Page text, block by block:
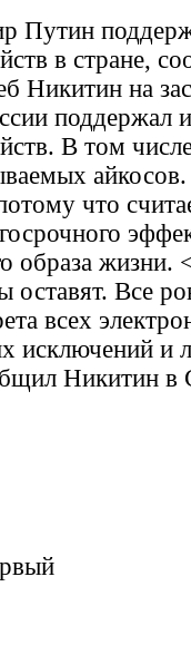
Путин
в стране,
Никитин на
поддержал
В том
что
образа
оставят. Все
всех
исключений и
Никитин в